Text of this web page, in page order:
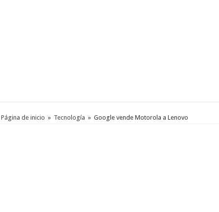
Página de inicio » Tecnología » Google vende Motorola a Lenovo